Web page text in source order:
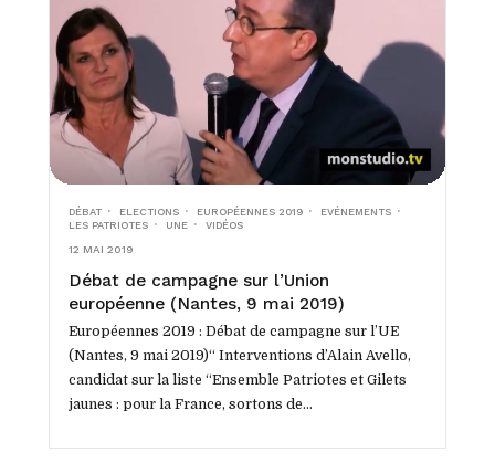
DÉBAT ELECTIONS EUROPÉENNES 2019
EVÉNEMENTS
LES PATRIOTES
UNE
VIDÉOS
12 MAI 2019
Débat de campagne sur l’Union
européenne (Nantes, 9 mai 2019)
Européennes 2019 : Débat de campagne sur l’UE
(Nantes, 9 mai 2019)“ Interventions d’Alain Avello,
candidat sur la liste “Ensemble Patriotes et Gilets
jaunes : pour la France, sortons de...